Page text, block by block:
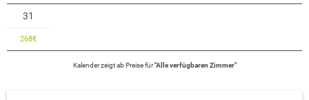
31
268€
Kalender zeigtab Preise für"Alle verfügbaren Zimmer"